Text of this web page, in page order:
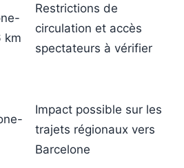
km
Restrictions de
circulation et accès
spectateurs à vérifier
Impact possible sur les
trajets régionaux vers
Barcelone